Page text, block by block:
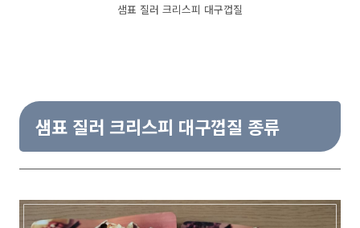
샘표 질러 크리스피 대구껍질
샘표 질러 크리스피 대구껍질 종류